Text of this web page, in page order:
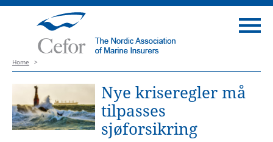
Home >
Nye kriseregler må
tilpasses
sjøforsikring